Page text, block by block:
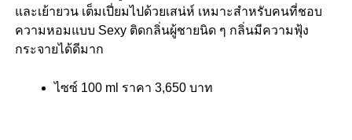
และเย้ายวน เต็มเปี่ยมไปด้วยเสน่ห์ เหมาะสำหรับคนที่ชอบ
ความหอมแบบ Sexy ติดกลิ่นผู้ชายนิด ๆ กลิ่นมีความฟุ้ง
กระจายได้ดีมาก
ไซซ์ 100 ml ราคา 3,650 บาท